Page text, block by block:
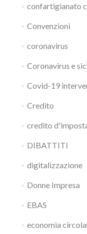
confartigianato
Convenzioni
coronavirus
Coronavirus e
Covid-19
Credito
credito
DIBATTITI
digitalizzazione
Donne Impresa
EBAS
economia